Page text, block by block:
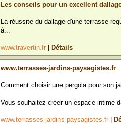
Les conseils pour un excellent
La réussite du dallage d'une terrasse
à...
www.travertin.fr Détails
www.terrasses-jardins-paysagistes.fr
Comment choisir une pergola pour son
Vous souhaitez créer un espace intime
www.terrasses-jardins-paysagistes.fr